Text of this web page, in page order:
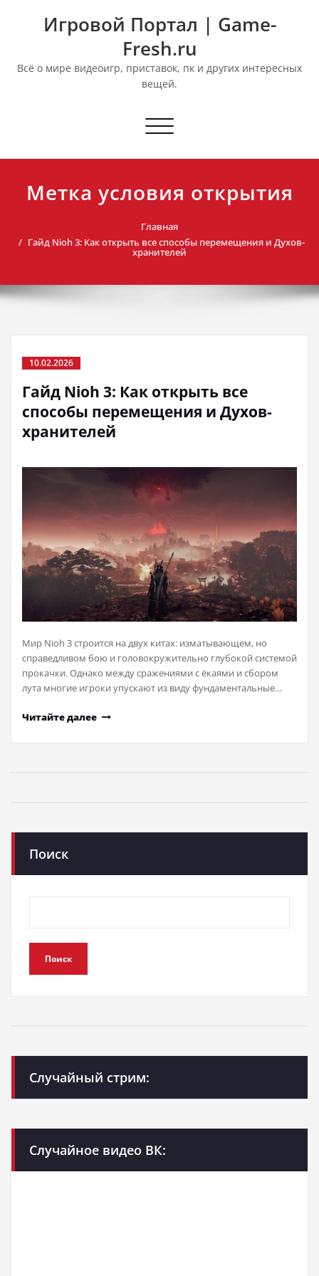
Игровой Портал | Game-
Fresh.ru
Всё о мире видеоигр, приставок, пк и других интересных
вещей.
Переключить
Метка условия открытия
Главная
Гайд Nioh 3: Как открыть все способы перемещения и Духов-
хранителей
10.02.2026
Гайд Nioh 3: Как открыть все
способы перемещения и Духов-
хранителей
Мир Nioh 3 строится на двух китах: изматывающем, но
справедливом бою и головокружительно глубокой системой
прокачки. Однако между сражениями с ёкаями и сбором
лута многие игроки упускают из виду фундаментальные…
Читайте далее
Поиск
Поиск
Случайный стрим:
Случайное видео ВК: